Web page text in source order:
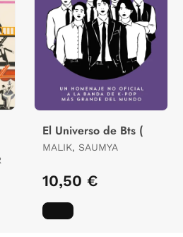
El Universo de Bts (
MALIK, SAUMYA
10,50 €